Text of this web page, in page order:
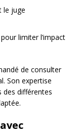
le juge
limiter l’impact
de consulter
Son expertise
des différentes